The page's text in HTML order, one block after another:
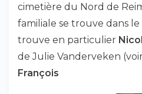
cimetière du Nord de
familiale se trouve dans
trouve en particulier
de Julie Vanderveken
François